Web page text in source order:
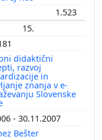
1.523
15.
didaktični
razvoj
in
znanja v e-
Slovenske
- 30.11.2007
Bešter